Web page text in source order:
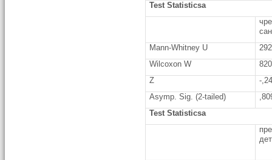
Test Statisticsa
Mann-Whitney U
Wilcoxon W
Z
-
Asymp. Sig. (2-tailed)
Test Statisticsa